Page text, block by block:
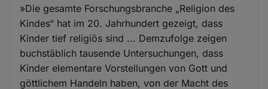
»Die gesamte Forschungsbranche „Religion des
Kindes“ hat im 20. Jahrhundert gezeigt, dass
Kinder tief religiös sind ... Demzufolge zeigen
buchstäblich tausende Untersuchungen, dass
Kinder elementare Vorstellungen von Gott und
göttlichem Handeln haben, von der Macht des